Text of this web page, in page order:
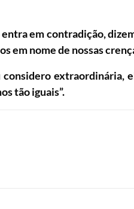
em contradição,
em nome de nossas
extraordinária,
tão iguais”.